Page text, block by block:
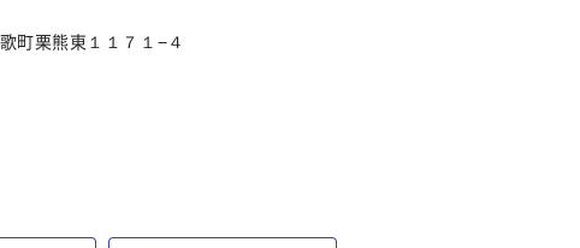
町栗熊東１１７１−４